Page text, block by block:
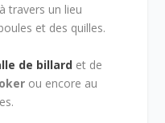
travers un lieu
et des quilles.
de billard et de
ou encore au